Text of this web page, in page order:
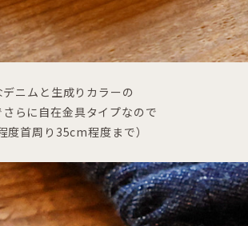
ニムと生成りカラーの
らに自在金具タイプなので
首周り35cm程度まで）